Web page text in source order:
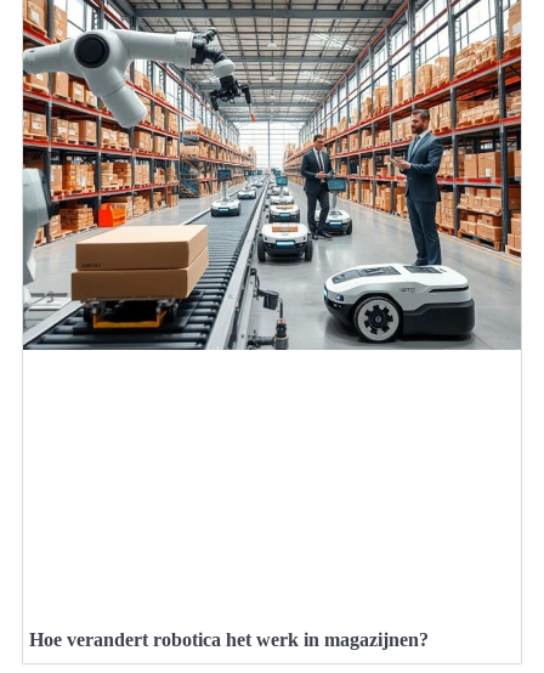
Hoe verandert robotica het werk in magazijnen?